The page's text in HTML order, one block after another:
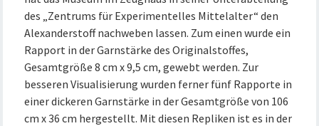
des „Zentrums für Experimentelles Mittelalter“ den
Alexanderstoff nachweben lassen. Zum einen wurde ein
Rapport in der Garnstärke des Originalstoffes,
Gesamtgröße 8 cm x 9,5 cm, gewebt werden. Zur
besseren Visualisierung wurden ferner fünf Rapporte in
einer dickeren Garnstärke in der Gesamtgröße von 106
cm x 36 cm hergestellt. Mit diesen Repliken ist es in der